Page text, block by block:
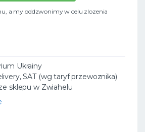
a my oddzwonimy w celu zlozenia
Ukrainy
SAT (wg taryf przewoznika)
sklepu w Zwiahelu